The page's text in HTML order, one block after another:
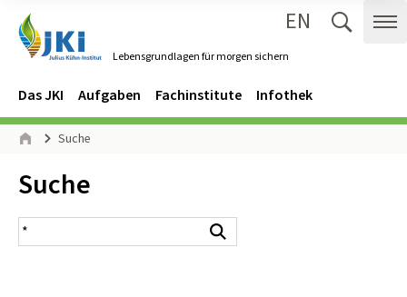
Lebensgrundlagen für morgen sichern
EN
Navigation
Hauptmenü
Das JKI Aufgaben Fachinstitute Infothek
Seitenpfad
Suche
Inhalt:
Suche
Suchergebnis